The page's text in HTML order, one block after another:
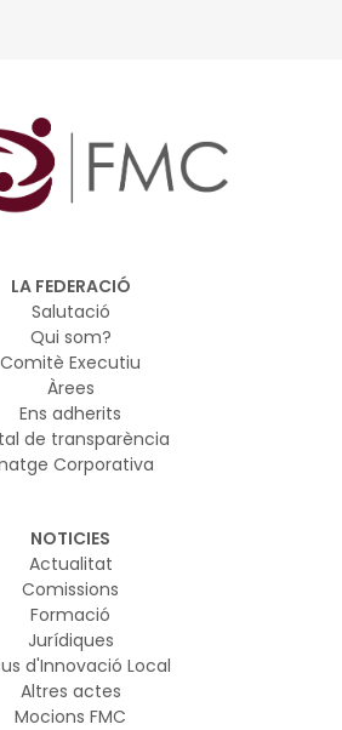
la Unió Europea-Next
LA FEDERACIÓ
Salutació
Qui som?
Comitè Executiu
Àrees
Ens adherits
de transparència
Corporativa
NOTICIES
Actualitat
Comissions
Formació
Jurídiques
d'Innovació Local
Altres actes
Mocions FMC